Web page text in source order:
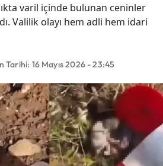
varil içinde bulunan ceninler
Valilik olayı hem adli hem idari
Tarihi: 16 Mayıs 2026 - 23:45